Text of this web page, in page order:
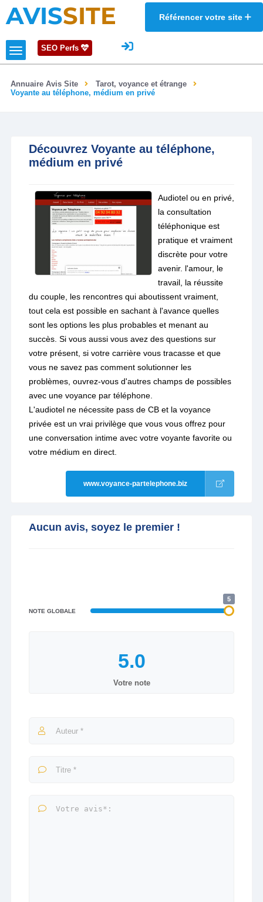
AVISSITE Référencer votre site
SEO Perfs
Annuaire Avis Site
Tarot, voyance et étrange
Voyante au téléphone, médium en privé
Découvrez Voyante au téléphone,
médium en privé
Audiotel ou en privé,
la consultation
téléphonique est
pratique et vraiment
discrète pour votre
avenir. l'amour, le
travail, la réussite
du couple, les rencontres qui aboutissent vraiment,
tout cela est possible en sachant à l'avance quelles
sont les options les plus probables et menant au
succès. Si vous aussi vous avez des questions sur
votre présent, si votre carrière vous tracasse et que
vous ne savez pas comment solutionner les
problèmes, ouvrez-vous d'autres champs de possibles
avec une voyance par téléphone.
L'audiotel ne nécessite pass de CB et la voyance
privée est un vrai privilège que vous vous offrez pour
une conversation intime avec votre voyante favorite ou
votre médium en direct.
www.voyance-partelephone.biz
Aucun avis, soyez le premier !
NOTE GLOBALE
5
Votre note